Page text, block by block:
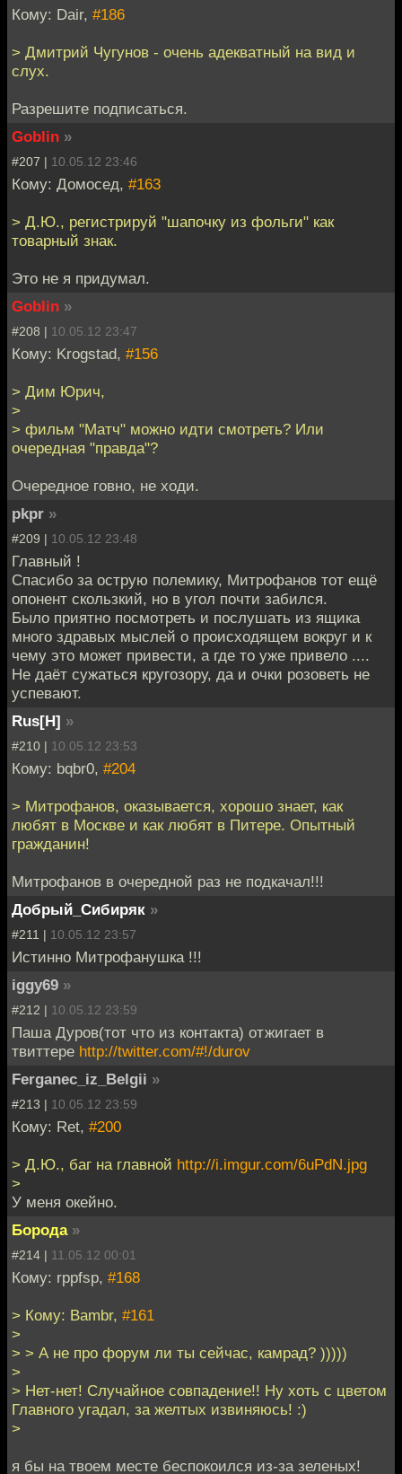
Кому: Dair, #186
> Дмитрий Чугунов - очень адекватный на вид и
слух.
Разрешите подписаться.
Goblin »
#207 | 10.05.12 23:46
Кому: Домосед, #163
> Д.Ю., регистрируй "шапочку из фольги" как
товарный знак.
Это не я придумал.
Goblin »
#208 | 10.05.12 23:47
Кому: Krogstad, #156
> Дим Юрич,
>
> фильм "Матч" можно идти смотреть? Или
очередная "правда"?
Очередное говно, не ходи.
pkpr »
#209 | 10.05.12 23:48
Главный !
Спасибо за острую полемику, Митрофанов тот ещё
опонент скользкий, но в угол почти забился.
Было приятно посмотреть и послушать из ящика
много здравых мыслей о происходящем вокруг и к
чему это может привести, а где то уже привело ....
Не даёт сужаться кругозору, да и очки розоветь не
успевают.
Rus[H] »
#210 | 10.05.12 23:53
Кому: bqbr0, #204
> Митрофанов, оказывается, хорошо знает, как
любят в Москве и как любят в Питере. Опытный
гражданин!
Митрофанов в очередной раз не подкачал!!!
Добрый_Сибиряк »
#211 | 10.05.12 23:57
Истинно Митрофанушка !!!
iggy69 »
#212 | 10.05.12 23:59
Паша Дуров(тот что из контакта) отжигает в
твиттере http://twitter.com/#!/durov
Ferganec_iz_Belgii »
#213 | 10.05.12 23:59
Кому: Ret, #200
> Д.Ю., баг на главной http://i.imgur.com/6uPdN.jpg
>
У меня окейно.
Борода »
#214 | 11.05.12 00:01
Кому: rppfsp, #168
> Кому: Bambr, #161
>
> > А не про форум ли ты сейчас, камрад? )))))
>
> Нет-нет! Случайное совпадение!! Ну хоть с цветом
Главного угадал, за желтых извиняюсь! :)
>
я бы на твоем месте беспокоился из-за зеленых!